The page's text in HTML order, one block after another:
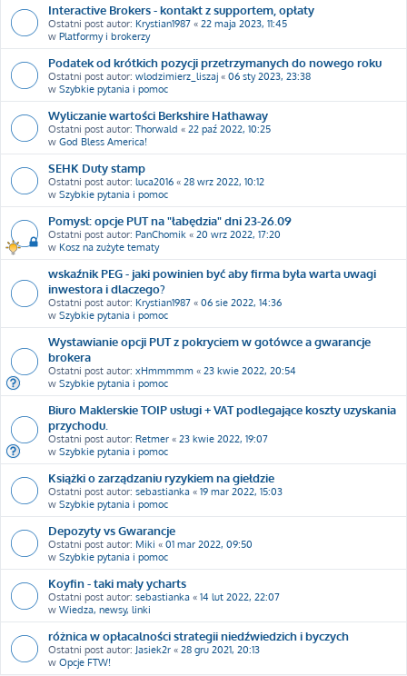
Interactive Brokers - kontakt z supportem, opłaty
Ostatni post autor: Krystian1987 « 22 maja 2023, 11:45
w Platformy i brokerzy
Podatek od krótkich pozycji przetrzymanych do nowego roku
Ostatni post autor: wlodzimierz_liszaj « 06 sty 2023, 23:38
w Szybkie pytania i pomoc
Wyliczanie wartości Berkshire Hathaway
Ostatni post autor: Thorwald « 22 paź 2022, 10:25
w God Bless America!
SEHK Duty stamp
Ostatni post autor: luca2016 « 28 wrz 2022, 10:12
w Szybkie pytania i pomoc
Pomysł: opcje PUT na "łabędzia" dni 23-26.09
Ostatni post autor: PanChomik « 20 wrz 2022, 17:20
w Kosz na zużyte tematy
wskaźnik PEG - jaki powinien być aby firma była warta uwagi
inwestora i dlaczego?
Ostatni post autor: Krystian1987 « 06 sie 2022, 14:36
w Szybkie pytania i pomoc
Wystawianie opcji PUT z pokryciem w gotówce a gwarancje
brokera
Ostatni post autor: xHmmmmm « 23 kwie 2022, 20:54
w Szybkie pytania i pomoc
Biuro Maklerskie TOIP usługi + VAT podlegające koszty uzyskania
przychodu.
Ostatni post autor: Retmer « 23 kwie 2022, 19:07
w Szybkie pytania i pomoc
Książki o zarządzaniu ryzykiem na giełdzie
Ostatni post autor: sebastianka « 19 mar 2022, 15:03
w Szybkie pytania i pomoc
Depozyty vs Gwarancje
Ostatni post autor: Miki « 01 mar 2022, 09:50
w Szybkie pytania i pomoc
Koyfin - taki mały ycharts
Ostatni post autor: sebastianka « 14 lut 2022, 22:07
w Wiedza, newsy, linki
różnica w opłacalności strategii niedźwiedzich i byczych
Ostatni post autor: Jasiek2r « 28 gru 2021, 20:13
w Opcje FTW!